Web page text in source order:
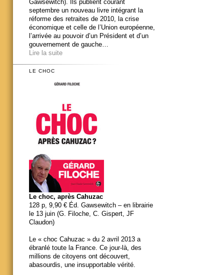
Gawsewitch). Ils publient courant
septembre un nouveau livre intégrant la
réforme des retraites de 2010, la crise
économique et celle de l’Union européenne,
l’arrivée au pouvoir d’un Président et d’un
gouvernement de gauche…
Lire la suite
LE CHOC
Le choc, après Cahuzac
128 p, 9,90 € Éd. Gawsewitch – en librairie
le 13 juin (G. Filoche, C. Gispert, JF
Claudon)
Le « choc Cahuzac » du 2 avril 2013 a
ébranlé toute la France. Ce jour-là, des
millions de citoyens ont découvert,
abasourdis, une insupportable vérité.